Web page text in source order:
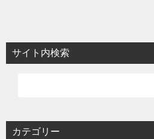
サイト内検索
カテゴリー